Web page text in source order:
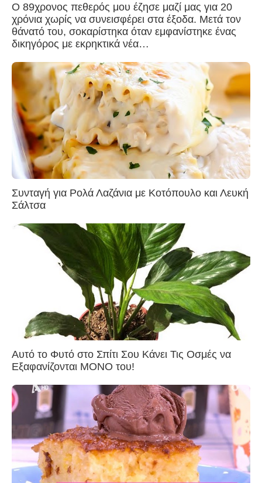
Ο 89χρονος πεθερός μου έζησε μαζί μας για 20
χρόνια χωρίς να συνεισφέρει στα έξοδα. Μετά τον
θάνατό του, σοκαρίστηκα όταν εμφανίστηκε ένας
δικηγόρος με εκρηκτικά νέα…
Συνταγή για Ρολά Λαζάνια με Κοτόπουλο και Λευκή
Σάλτσα
Αυτό το Φυτό στο Σπίτι Σου Κάνει Τις Οσμές να
Εξαφανίζονται ΜΟΝΟ του!